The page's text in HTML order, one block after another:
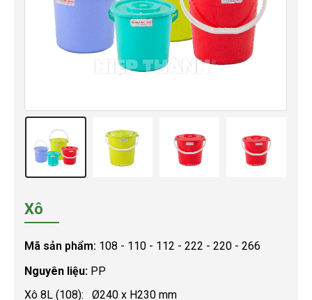
Xô
Mã sản phẩm: 108 - 110 - 112 - 222 - 220 - 266
Nguyên liệu: PP
Xô 8L (108): Ø240 x H230 mm